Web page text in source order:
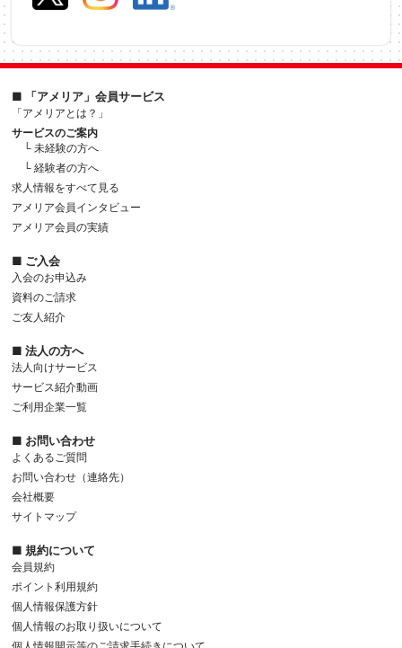
■ 「アメリア」会員サービス
「アメリアとは？」
サービスのご案内
└ 未経験の方へ
└ 経験者の方へ
求人情報をすべて見る
アメリア会員インタビュー
アメリア会員の実績
■ ご入会
入会のお申込み
資料のご請求
ご友人紹介
■ 法人の方へ
法人向けサービス
サービス紹介動画
ご利用企業一覧
■ お問い合わせ
よくあるご質問
お問い合わせ（連絡先）
会社概要
サイトマップ
■ 規約について
会員規約
ポイント利用規約
個人情報保護方針
個人情報のお取り扱いについて